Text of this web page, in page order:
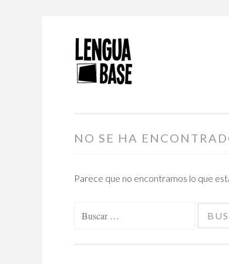
Saltar
al
contenido
NO SE HA
Parece que no encontramos lo que